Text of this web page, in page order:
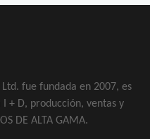
fue fundada en 2007, es
+ D, producción, ventas y
DE ALTA GAMA.